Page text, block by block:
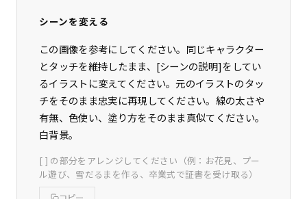
シーンを変える
この画像を参考にしてください。同じキャラクター
とタッチを維持したまま、[シーンの説明]をしてい
るイラストに変えてください。元のイラストのタッ
チをそのまま忠実に再現してください。線の太さや
有無、色使い、塗り方をそのまま真似てください。
白背景。
[ ] の部分をアレンジしてください（例：お花見、プー
ル遊び、雪だるまを作る、卒業式で証書を受け取る）